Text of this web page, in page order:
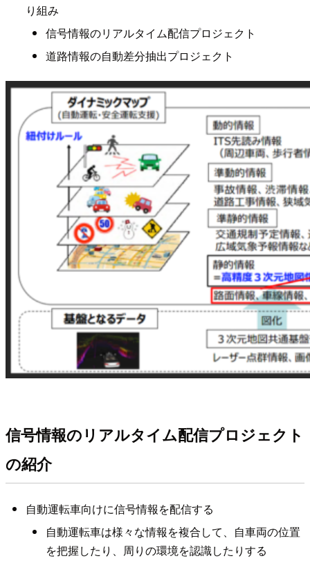
り組み
信号情報のリアルタイム配信プロジェクト
道路情報の自動差分抽出プロジェクト
信号情報のリアルタイム配信プロジェクト
の紹介
自動運転車向けに信号情報を配信する
自動運転車は様々な情報を複合して、自車両の位置
を把握したり、周りの環境を認識したりする